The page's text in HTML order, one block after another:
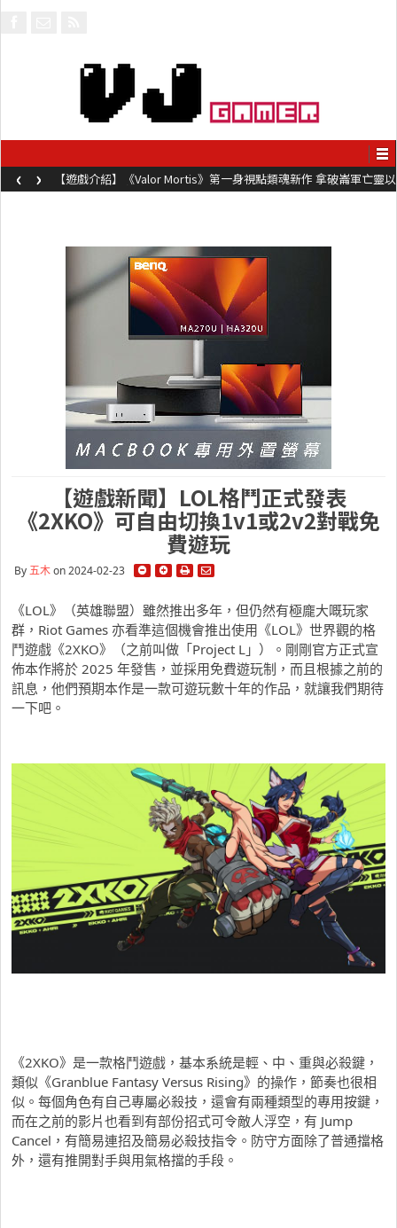
【遊戲介紹】《Valor Mortis》第一身視點類魂新作 拿破崙軍亡靈以
槍械劍與魔法殺敵
‹ ›
【遊戲新聞】LOL格鬥正式發表
《2XKO》可自由切換1v1或2v2對戰免
費遊玩
By五木on 2024-02-23
《LOL》（英雄聯盟）雖然推出多年，但仍然有極龐大嘅玩家
群，Riot Games 亦看準這個機會推出使用《LOL》世界觀的格
鬥遊戲《2XKO》（之前叫做「Project L」）。剛剛官方正式宣
佈本作將於 2025 年發售，並採用免費遊玩制，而且根據之前的
訊息，他們預期本作是一款可遊玩數十年的作品，就讓我們期待
一下吧。
《2XKO》是一款格鬥遊戲，基本系統是輕、中、重與必殺鍵，
類似《Granblue Fantasy Versus Rising》的操作，節奏也很相
似。每個角色有自己專屬必殺技，還會有兩種類型的專用按鍵，
而在之前的影片也看到有部份招式可令敵人浮空，有 Jump
Cancel，有簡易連招及簡易必殺技指令。防守方面除了普通擋格
外，還有推開對手與用氣格擋的手段。